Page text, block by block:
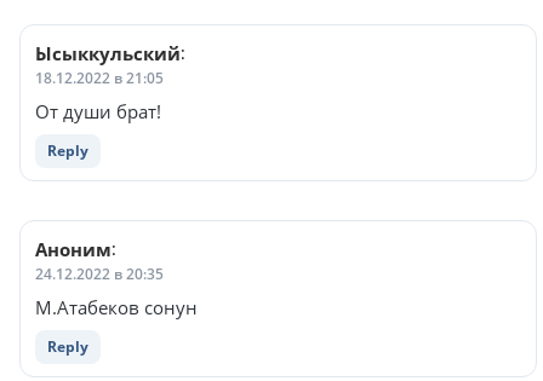
Ысыккульский:
18.12.2022 в 21:05
От души брат!
Reply
Аноним:
24.12.2022 в 20:35
М.Атабеков сонун
Reply